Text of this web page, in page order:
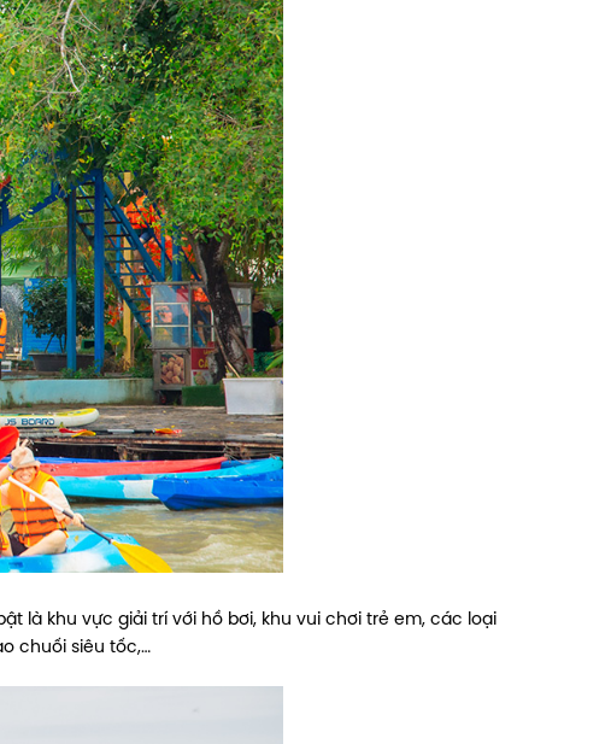
là khu vực giải trí với hồ bơi, khu vui chơi trẻ em, các loại
chuối siêu tốc,…